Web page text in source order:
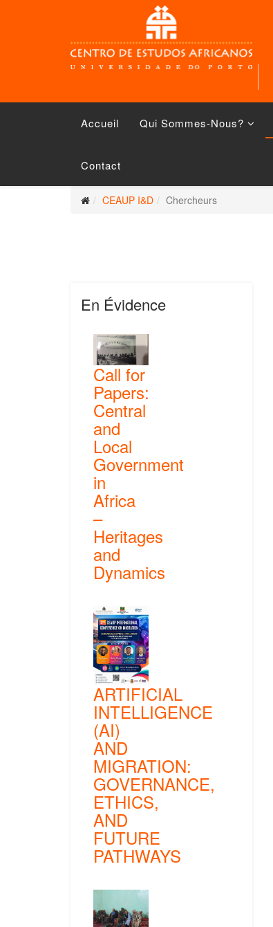
Accueil Qui Sommes-Nous?
Contact
CEAUP I&D Chercheurs
En Évidence
Call for
Papers:
Central
and
Local
Government
in
Africa
–
Heritages
and
Dynamics
ARTIFICIAL
INTELLIGENCE
(AI)
AND
MIGRATION:
GOVERNANCE,
ETHICS,
AND
FUTURE
PATHWAYS